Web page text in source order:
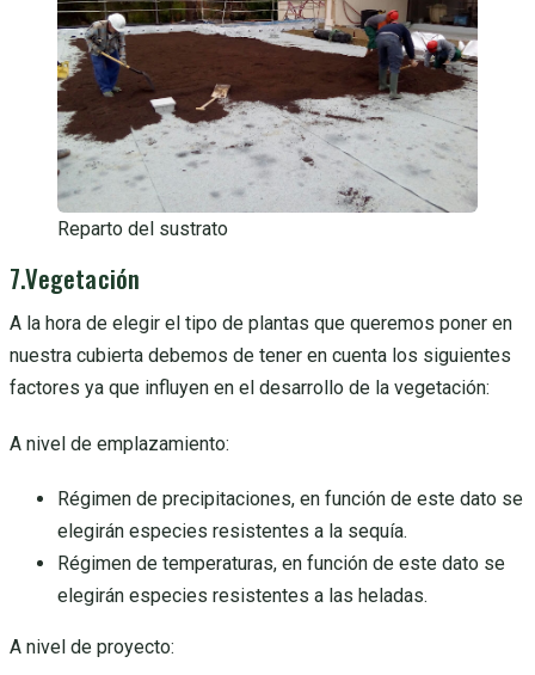
Reparto del sustrato
7.Vegetación
A la hora de elegir el tipo de plantas que queremos poner en
nuestra cubierta debemos de tener en cuenta los siguientes
factores ya que influyen en el desarrollo de la vegetación:
A nivel de emplazamiento:
Régimen de precipitaciones, en función de este dato se
elegirán especies resistentes a la sequía.
Régimen de temperaturas, en función de este dato se
elegirán especies resistentes a las heladas.
A nivel de proyecto: